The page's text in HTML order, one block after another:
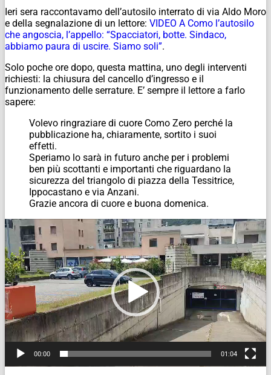
Ieri sera raccontavamo dell’autosilo interrato di via Aldo Moro
e della segnalazione di un lettore: VIDEO A Como l’autosilo
che angoscia, l’appello: “Spacciatori, botte. Sindaco,
abbiamo paura di uscire. Siamo soli”.
Solo poche ore dopo, questa mattina, uno degli interventi
richiesti: la chiusura del cancello d’ingresso e il
funzionamento delle serrature. E’ sempre il lettore a farlo
sapere:
Volevo ringraziare di cuore Como Zero perché la
pubblicazione ha, chiaramente, sortito i suoi
effetti.
Speriamo lo sarà in futuro anche per i problemi
ben più scottanti e importanti che riguardano la
sicurezza del triangolo di piazza della Tessitrice,
Ippocastano e via Anzani.
Grazie ancora di cuore e buona domenica.
Video
Player
00:00 01:04